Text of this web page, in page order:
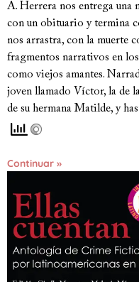
A. Herrera nos entrega una
con un obituario y termina
nos arrastra, con la muerte
fragmentos narrativos en
como viejos amantes.
joven llamado Víctor, la de
de su hermana Matilde, y
Continuar »